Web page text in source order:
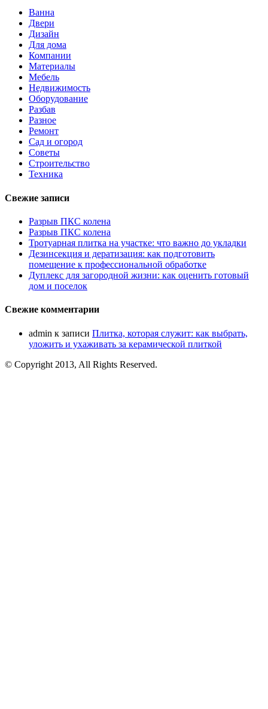
Ванна
Двери
Дизайн
Для дома
Компании
Материалы
Мебель
Недвижимость
Оборудование
Разбав
Разное
Ремонт
Сад и огород
Советы
Строительство
Техника
Свежие записи
Разрыв ПКС колена
Разрыв ПКС колена
Тротуарная плитка на участке: что важно до укладки
Дезинсекция и дератизация: как подготовить
помещение к профессиональной обработке
Дуплекс для загородной жизни: как оценить готовый
дом и поселок
Свежие комментарии
admin к записи Плитка, которая служит: как выбрать,
уложить и ухаживать за керамической плиткой
© Copyright 2013, All Rights Reserved.